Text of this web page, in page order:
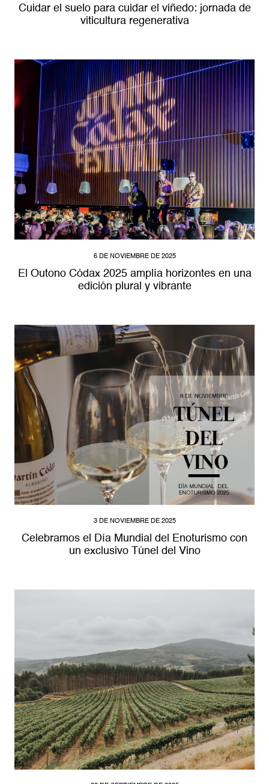
Cuidar el suelo para cuidar el viñedo: jornada de
viticultura regenerativa
6 DE NOVIEMBRE DE 2025
El Outono Códax 2025 amplía horizontes en una
edición plural y vibrante
3 DE NOVIEMBRE DE 2025
Celebramos el Día Mundial del Enoturismo con
un exclusivo Túnel del Vino